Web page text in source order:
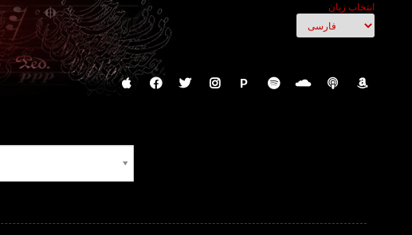
انتخاب زبان
P